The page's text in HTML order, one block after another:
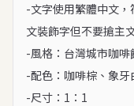
-文字使用繁體中文
文裝飾字但不要搶主
-風格：台灣城市咖
-配色：咖啡棕、象牙
-尺寸：1：1